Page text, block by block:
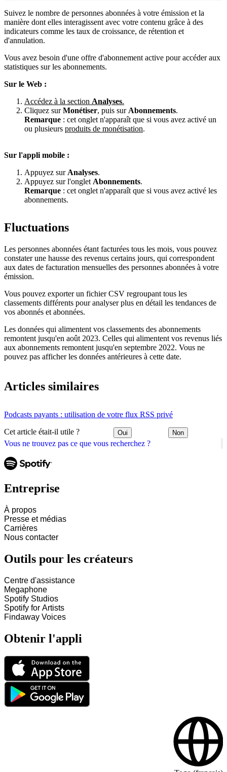
Vous ne trouvez pas ce que vous recherchez ?
Suivez le nombre de personnes abonnées à votre émission et la
manière dont elles interagissent avec votre contenu grâce à des
indicateurs comme les taux de croissance, de rétention et
d'annulation.
Vous avez besoin d'une offre d'abonnement active pour accéder aux
statistiques sur les abonnements.
Sur le Web :
Accédez à la section Analyses.
Cliquez surMonétiser, puis sur Abonnements.
Remarque : cet onglet n'apparaît que si vous avez activé un
ou plusieurs produits de monétisation.
Sur l'appli mobile :
Appuyez sur Analyses.
Appuyez sur l'onglet Abonnements.
Remarque : cet onglet n'apparaît que si vous avez activé les
abonnements.
Fluctuations
Les personnes abonnées étant facturées tous les mois, vous pouvez
constater une hausse des revenus certains jours, qui correspondent
aux dates de facturation mensuelles des personnes abonnées à votre
émission.
Vous pouvez exporter un fichier CSV regroupant tous les
classements différents pour analyser plus en détail les tendances de
vos abonnés et abonnées.
Les données qui alimentent vos classements des abonnements
remontent jusqu'en août 2023. Celles qui alimentent vos revenus liés
aux abonnements remontent jusqu'en septembre 2022. Vous ne
pouvez pas afficher les données antérieures à cette date.
Articles similaires
Podcasts payants : utilisation de votre flux RSS privé
Cet article était-il utile ? Oui Non
Entreprise
À propos
Presse et médias
Carrières
Nous contacter
Outils pour les créateurs
Centre d'assistance
Megaphone
Spotify Studios
Spotify for Artists
Findaway Voices
Obtenir l'appli